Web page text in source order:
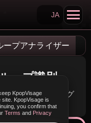
Search KpopVisage
JA
ープアナライザー
ープ識別
、画像内のK-popグ
KpopVisage
KpopVisage is
you confirm that
Terms and Privacy